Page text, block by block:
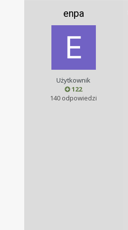
enpa
Użytkownik
122
140 odpowiedzi